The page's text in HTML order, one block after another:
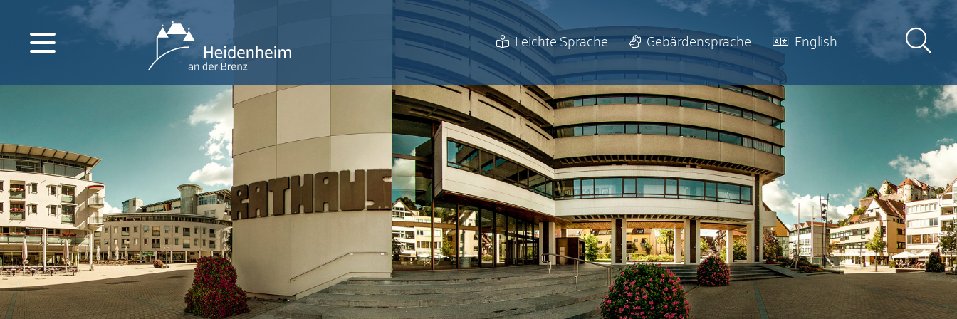
Leichte Sprache Gebärdensprache English